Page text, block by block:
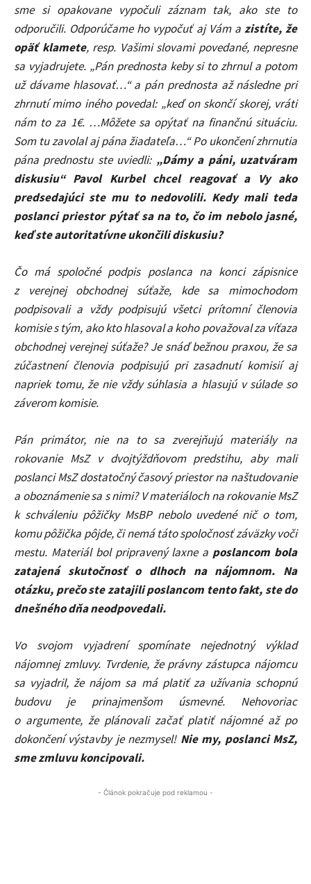
sme si opakovane vypočuli záznam tak, ako ste to
odporučili. Odporúčame ho vypočuť aj Vám azistíte, že
opäť klamete, resp. Vašimi slovami povedané, nepresne
sa vyjadrujete. „Pán prednosta keby si to zhrnul a potom
už dávame hlasovať…“ a pán prednosta až následne pri
zhrnutí mimo iného povedal: „keď on skončí skorej, vráti
nám to za 1€. …Môžete sa opýtať na finančnú situáciu.
Som tu zavolal aj pána žiadateľa…“ Po ukončení zhrnutia
pána prednostu ste uviedli: „Dámy a páni, uzatváram
diskusiu“ Pavol Kurbel chcel reagovať a Vy ako
predsedajúci ste mu to nedovolili. Kedy mali teda
poslanci priestor pýtať sa na to, čo im nebolo jasné,
keď ste autoritatívne ukončili diskusiu?
Čo má spoločné podpis poslanca na konci zápisnice
z verejnej obchodnej súťaže, kde sa mimochodom
podpisovali a vždy podpisujú všetci prítomní členovia
komisie s tým, ako kto hlasoval a koho považoval za víťaza
obchodnej verejnej súťaže? Je snáď bežnou praxou, že sa
zúčastnení členovia podpisujú pri zasadnutí komisií aj
napriek tomu, že nie vždy súhlasia a hlasujú v súlade so
záverom komisie.
Pán primátor, nie na to sa zverejňujú materiály na
rokovanie MsZ v dvojtýždňovom predstihu, aby mali
poslanci MsZ dostatočný časový priestor na naštudovanie
a oboznámenie sa s nimi? V materiáloch na rokovanie MsZ
k schváleniu pôžičky MsBP nebolo uvedené nič o tom,
komu pôžička pôjde, či nemá táto spoločnosť záväzky voči
mestu. Materiál bol pripravený laxne a poslancom bola
zatajená skutočnosť o dlhoch na nájomnom. Na
otázku, prečo ste zatajili poslancom tento fakt, ste do
dnešného dňa neodpovedali.
Vo svojom vyjadrení spomínate nejednotný výklad
nájomnej zmluvy. Tvrdenie, že právny zástupca nájomcu
sa vyjadril, že nájom sa má platiť za užívania schopnú
budovu je prinajmenšom úsmevné. Nehovoriac
o argumente, že plánovali začať platiť nájomné až po
dokončení výstavby je nezmysel! Nie my, poslanci MsZ,
sme zmluvu koncipovali.
- Článok pokračuje pod reklamou -